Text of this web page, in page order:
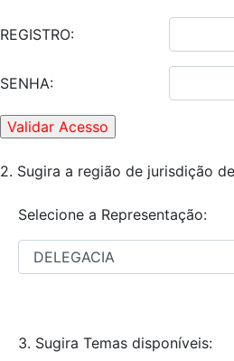
REGISTRO:
SENHA:
2. Sugira a região de jurisdição
Selecione a Representação:
3. Sugira Temas disponíveis: